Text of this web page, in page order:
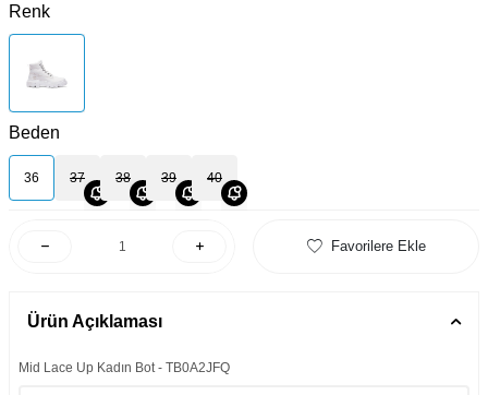
Renk
Beden
36 37 38 39 40
Favorilere Ekle
Ürün Açıklaması
Mid Lace Up Kadın Bot - TB0A2JFQ